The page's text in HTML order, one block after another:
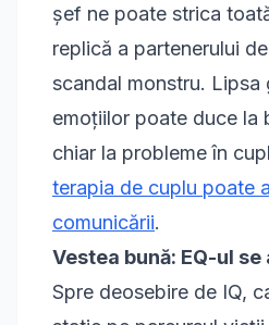
șef ne poate strica
replică a partenerului
scandal monstru. Lipsa
emoțiilor poate duce la
chiar la probleme în
terapia de cuplu poate
comunicării.
Vestea bună: EQ-ul
Spre deosebire de IQ,